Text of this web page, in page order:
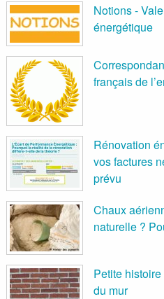
Notions -
énergétique
français de
Rénovation
vos factures
prévu
Chaux
naturelle ?
Petite
du mur